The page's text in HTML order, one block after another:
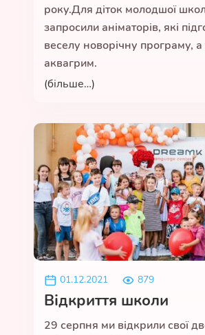
року.Для діток молодшої
запросили аніматорів, які
веселу новорічну програму,
аквагрим.
(більше…)
01.12.2021 879
Відкриття школи
29 серпня ми відкрили свої